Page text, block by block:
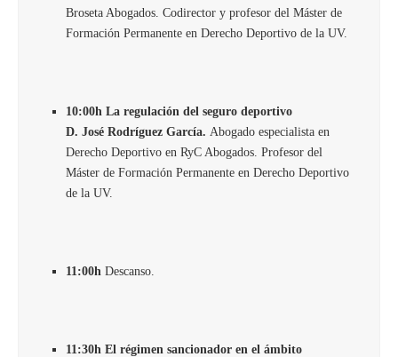
Broseta Abogados. Codirector y profesor del Máster de
Formación Permanente en Derecho Deportivo de la UV.
10:00h La regulación del seguro deportivo
D. José Rodríguez García. Abogado especialista en
Derecho Deportivo en RyC Abogados. Profesor del
Máster de Formación Permanente en Derecho Deportivo
de la UV.
11:00h Descanso.
11:30h El régimen sancionador en el ámbito